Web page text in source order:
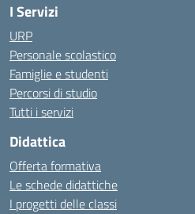
I Servizi
URP
Personale scolastico
Famiglie e studenti
Percorsi di studio
Tutti i servizi
Didattica
Offerta formativa
Le schede didattiche
I progetti delle classi